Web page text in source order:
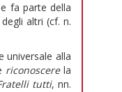
fa parte della
altri (cf. n.
universale alla
riconoscerela
tutti, nn.